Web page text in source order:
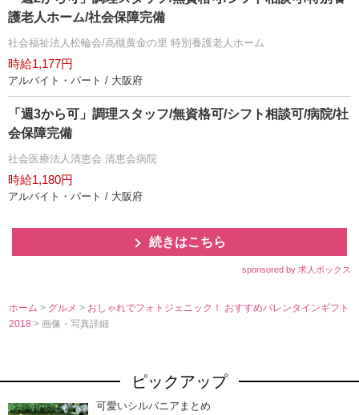
護老人ホーム/社会保障完備
社会福祉法人松輪会/高槻黄金の里 特別養護老人ホーム
時給1,177円
アルバイト・パート / 大阪府
「週3から可」調理スタッフ/無資格可/シフト相談可/病院/社
会保障完備
社会医療法人清恵会 清恵会病院
時給1,180円
アルバイト・パート / 大阪府
続きはこちら
sponsored by 求人ボックス
ホーム > グルメ> おしゃれでフォトジェニック！ おすすめバレンタインギフト
2018> 画像・写真詳細
ピックアップ
可愛いシルバニアまとめ